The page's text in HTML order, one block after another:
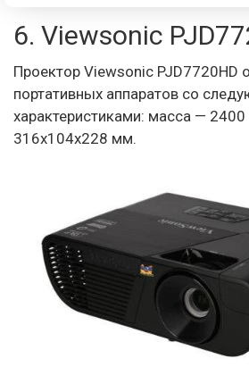
6. Viewsonic
Проектор Viewsonic PJD7720HD
портативных аппаратов со
характеристиками: масса —
316x104x228 мм.